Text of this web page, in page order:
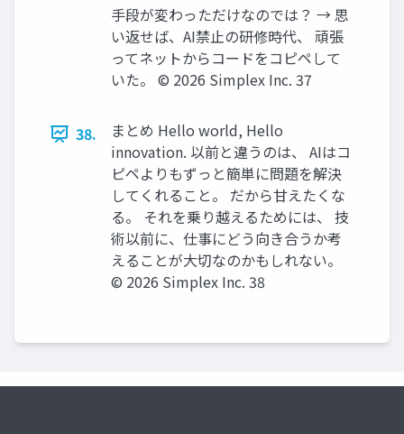
手段が変わっただけなのでは？ → 思
い返せば、AI禁止の研修時代、 頑張
ってネットからコードをコピペして
いた。 ©️ 2026 Simplex Inc. 37
38.
まとめ Hello world, Hello
innovation. 以前と違うのは、 AIはコ
ピペよりもずっと簡単に問題を解決
してくれること。 だから甘えたくな
る。 それを乗り越えるためには、 技
術以前に、仕事にどう向き合うか考
えることが大切なのかもしれない。
©️ 2026 Simplex Inc. 38